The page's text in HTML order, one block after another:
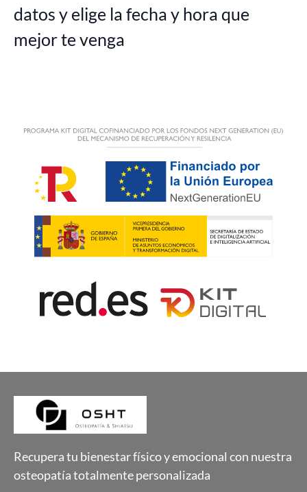
datos y elige la fecha y hora que
mejor te venga
Recupera tu bienestar físico y emocional con nuestra
osteopatía totalmente personalizada